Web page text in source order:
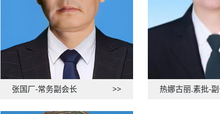
张国厂-常务副会长 >> 热娜古丽.素批-